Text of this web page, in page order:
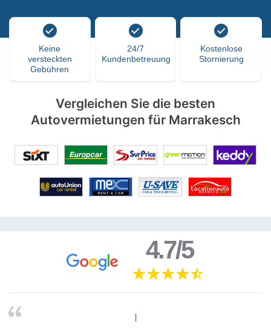
Keine
versteckten
Gebühren
24/7
Kundenbetreuung
Kostenlose
Stornierung
Vergleichen Sie die besten
Autovermietungen für Marrakesch
4.7/5